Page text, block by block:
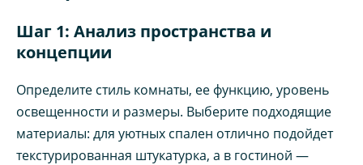
Шаг 1: Анализ пространства и
концепции
Определите стиль комнаты, ее функцию, уровень
освещенности и размеры. Выберите подходящие
материалы: для уютных спален отлично подойдет
текстурированная штукатурка, а в гостиной —